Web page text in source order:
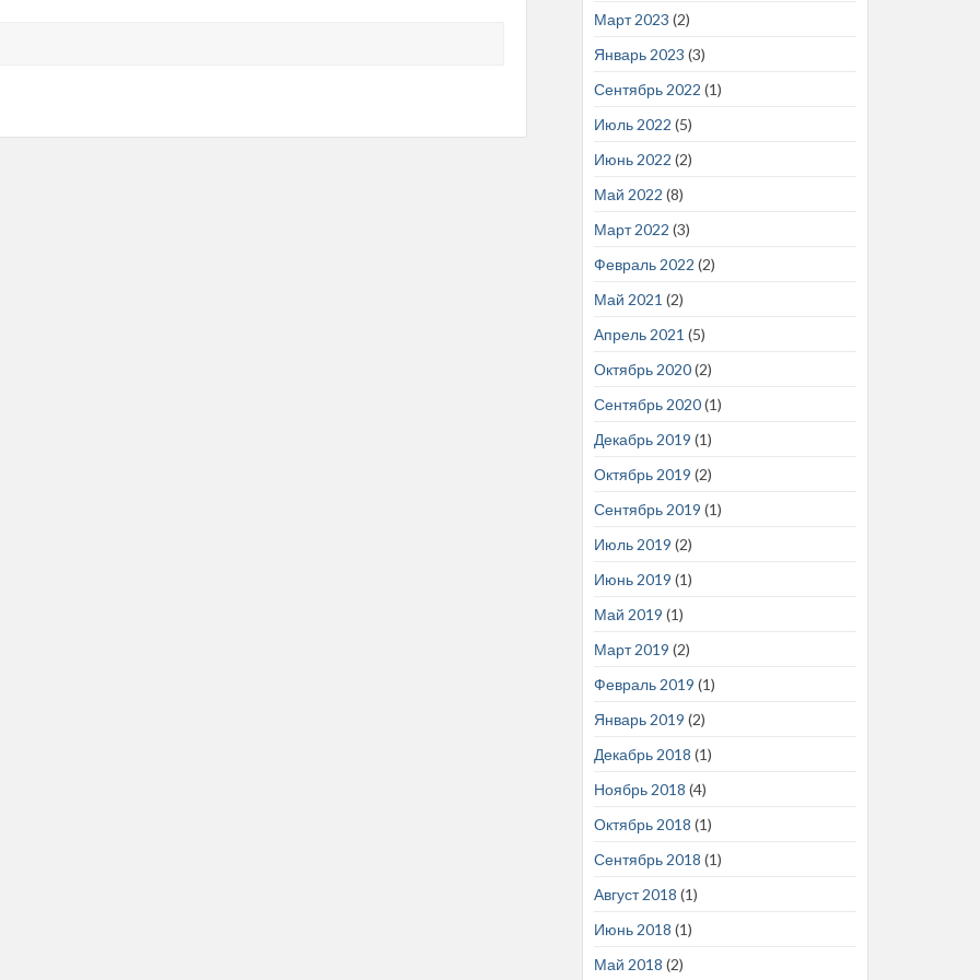
Март 2023 (2)
Январь 2023 (3)
Сентябрь 2022 (1)
Июль 2022 (5)
Июнь 2022 (2)
Май 2022 (8)
Март 2022 (3)
Февраль 2022 (2)
Май 2021 (2)
Апрель 2021 (5)
Октябрь 2020(2)
Сентябрь 2020(1)
Декабрь 2019 (1)
Октябрь 2019 (2)
Сентябрь 2019 (1)
Июль 2019 (2)
Июнь 2019 (1)
Май 2019 (1)
Март 2019 (2)
Февраль 2019 (1)
Январь 2019 (2)
Декабрь 2018 (1)
Ноябрь 2018 (4)
Октябрь 2018 (1)
Сентябрь 2018 (1)
Август 2018 (1)
Июнь 2018 (1)
Май 2018 (2)